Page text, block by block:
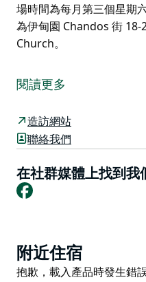
場時間為每月第三個星期
為伊甸園 Chandos 街
Church。
伊甸社區市場體現了當地
人驚嘆的手工藝人、當地
攤位。這是進入我們城鎮
宜貨的體驗。
伊甸社區市場的一個特色
它位於主要街道盡頭的“山
為最友好的市場之一。參
的社區，並發現自己受到
閱讀更多
造訪網站
聯絡我們
在社群媒體上找到我
Facebook
Product
List
附近住宿
Product
抱歉，載入產品時發生錯